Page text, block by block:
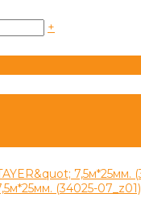
+
(34025-07_z01)